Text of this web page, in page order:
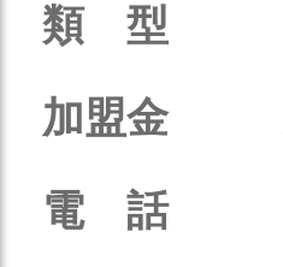
類 型
加盟金
電 話